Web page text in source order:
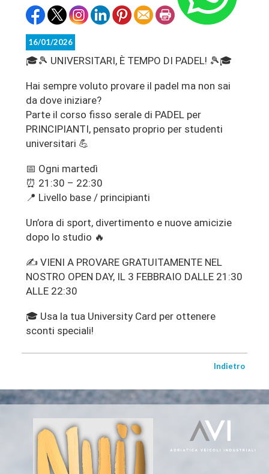
16/01/2026
🎓🎾 UNIVERSITARI, È TEMPO DI PADEL! 🎾🎓
Hai sempre voluto provare il padel ma non sai
da dove iniziare?
Parte il corso fisso serale di PADEL per
PRINCIPIANTI, pensato proprio per studenti
universitari 💪
📅 Ogni martedì
⏰ 21:30 – 22:30
📍 Livello base / principianti
Un’ora di sport, divertimento e nuove amicizie
dopo lo studio 🔥
✍️ VIENI A PROVARE GRATUITAMENTE NEL
NOSTRO OPEN DAY, IL 3 FEBBRAIO DALLE 21:30
ALLE 22:30
🎓 Usa la tua University Card per ottenere
sconti speciali!
Indietro